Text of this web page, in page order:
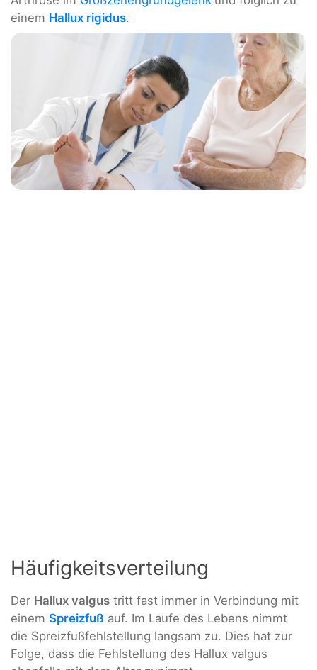
einem Hallux rigidus.
Häufigkeitsverteilung
Der Hallux valgus tritt fast immer in Verbindung mit
einem Spreizfuß auf. Im Laufe des Lebens nimmt
die Spreizfußfehlstellung langsam zu. Dies hat zur
Folge, dass die Fehlstellung des Hallux valgus